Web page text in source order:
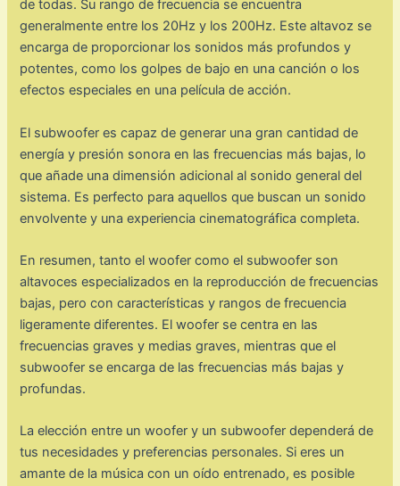
de todas. Su rango de frecuencia se encuentra
generalmente entre los 20Hz y los 200Hz. Este altavoz se
encarga de proporcionar los sonidos más profundos y
potentes, como los golpes de bajo en una canción o los
efectos especiales en una película de acción.
El subwoofer es capaz de generar una gran cantidad de
energía y presión sonora en las frecuencias más bajas, lo
que añade una dimensión adicional al sonido general del
sistema. Es perfecto para aquellos que buscan un sonido
envolvente y una experiencia cinematográfica completa.
En resumen, tanto el woofer como el subwoofer son
altavoces especializados en la reproducción de frecuencias
bajas, pero con características y rangos de frecuencia
ligeramente diferentes. El woofer se centra en las
frecuencias graves y medias graves, mientras que el
subwoofer se encarga de las frecuencias más bajas y
profundas.
La elección entre un woofer y un subwoofer dependerá de
tus necesidades y preferencias personales. Si eres un
amante de la música con un oído entrenado, es posible